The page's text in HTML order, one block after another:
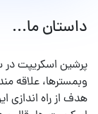
داستان ما...
وبمسترها، علاقه
هدف از راه اندازی